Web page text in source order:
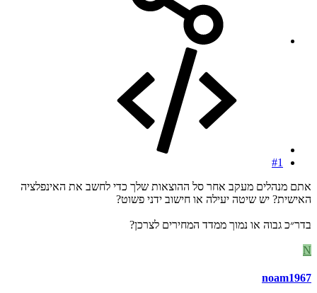
#1
אתם מנהלים מעקב אחר סל ההוצאות שלך כדי לחשב את האינפלציה
האישית? יש שיטה יעילה או חישוב ידני פשוט?
בדר״כ גבוה או נמוך ממדד המחירים לצרכן?
N
noam1967